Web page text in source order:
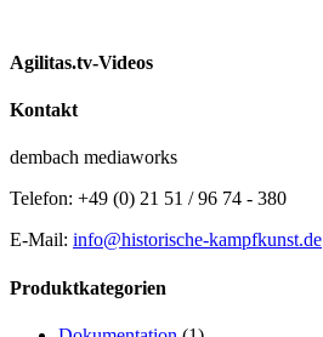
Agilitas.tv-Videos
Kontakt
dembach mediaworks
Telefon: +49 (0) 21 51 / 96 74 - 380
E-Mail: info@historische-kampfkunst.de
Produktkategorien